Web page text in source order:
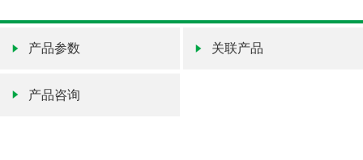
产品参数 关联产品
产品咨询